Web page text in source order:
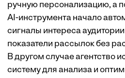
ручную персонализацию, а
AI-инструмента начало
сигналы интереса
показатели рассылок без
В другом случае агентство
систему для анализа и